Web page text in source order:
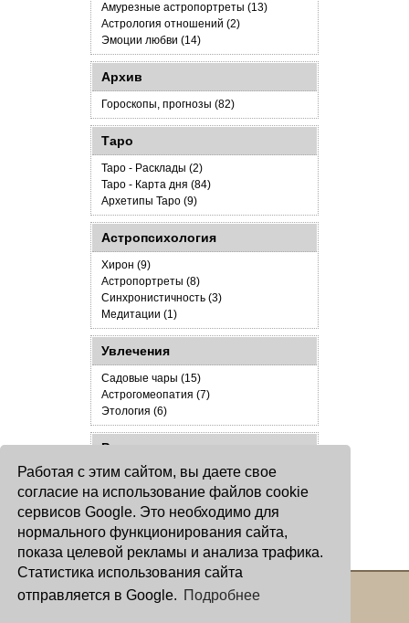
Работая с этим сайтом, вы даете свое
согласие на использование файлов cookie
сервисов Google. Это необходимо для
нормального функционирования сайта,
показа целевой рекламы и анализа трафика.
Статистика использования сайта
отправляется в Google. Подробнее
Амурезные астропортреты (13)
Астрология отношений (2)
Эмоции любви (14)
Архив
Гороскопы, прогнозы (82)
Таро
Таро - Расклады (2)
Таро - Карта дня (84)
Архетипы Таро (9)
Астропсихология
Хирон (9)
Астропортреты (8)
Синхронистичность (3)
Медитации (1)
Увлечения
Садовые чары (15)
Астрогомеопатия (7)
Этология (6)
Разное
Юридическая помощь астрологам (3)
Новое на Окулусе и Джокере (7)
Дневник (71)
Новый год (17)
Обо всем понемногу (11)
Copyright © 2000 - 2026 Oculus